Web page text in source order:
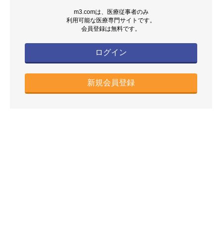
m3.comは、医療従事者のみ
利用可能な医療専門サイトです。
会員登録は無料です。
ログイン
新規会員登録